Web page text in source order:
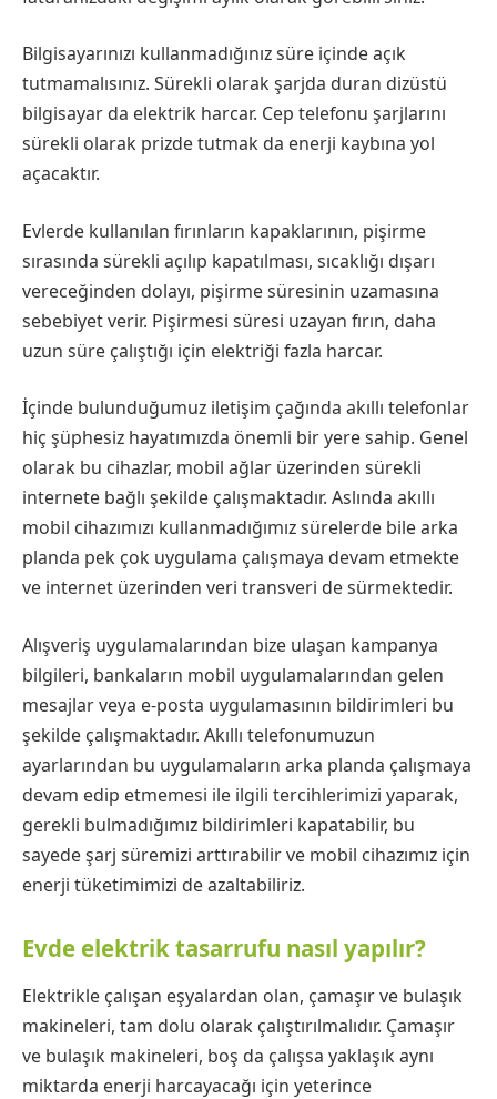
Bilgisayarınızı kullanmadığınız süre içinde açık
tutmamalısınız. Sürekli olarak şarjda duran dizüstü
bilgisayar da elektrik harcar. Cep telefonu şarjlarını
sürekli olarak prizde tutmak da enerji kaybına yol
açacaktır.
Evlerde kullanılan fırınların kapaklarının, pişirme
sırasında sürekli açılıp kapatılması, sıcaklığı dışarı
vereceğinden dolayı, pişirme süresinin uzamasına
sebebiyet verir. Pişirmesi süresi uzayan fırın, daha
uzun süre çalıştığı için elektriği fazla harcar.
İçinde bulunduğumuz iletişim çağında akıllı telefonlar
hiç şüphesiz hayatımızda önemli bir yere sahip. Genel
olarak bu cihazlar, mobil ağlar üzerinden sürekli
internete bağlı şekilde çalışmaktadır. Aslında akıllı
mobil cihazımızı kullanmadığımız sürelerde bile arka
planda pek çok uygulama çalışmaya devam etmekte
ve internet üzerinden veri transveri de sürmektedir.
Alışveriş uygulamalarından bize ulaşan kampanya
bilgileri, bankaların mobil uygulamalarından gelen
mesajlar veya e-posta uygulamasının bildirimleri bu
şekilde çalışmaktadır. Akıllı telefonumuzun
ayarlarından bu uygulamaların arka planda çalışmaya
devam edip etmemesi ile ilgili tercihlerimizi yaparak,
gerekli bulmadığımız bildirimleri kapatabilir, bu
sayede şarj süremizi arttırabilir ve mobil cihazımız için
enerji tüketimimizi de azaltabiliriz.
Evde elektrik tasarrufu nasıl yapılır?
Elektrikle çalışan eşyalardan olan, çamaşır ve bulaşık
makineleri, tam dolu olarak çalıştırılmalıdır. Çamaşır
ve bulaşık makineleri, boş da çalışsa yaklaşık aynı
miktarda enerji harcayacağı için yeterince